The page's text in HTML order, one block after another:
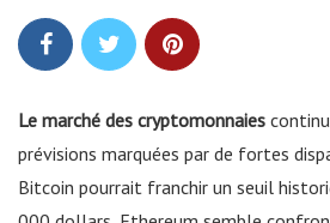
Le marché des cryptomonnaies
prévisions marquées par de fortes
Bitcoin pourrait franchir un seuil